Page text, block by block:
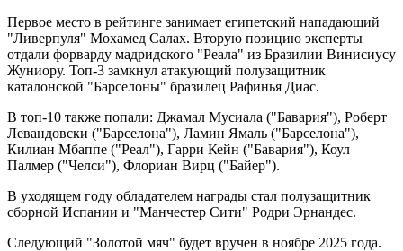
Первое место в рейтинге занимает египетский нападающий
"Ливерпуля" Мохамед Салах. Вторую позицию эксперты
отдали форварду мадридского "Реала" из Бразилии Винисиусу
Жуниору. Топ-3 замкнул атакующий полузащитник
каталонской "Барселоны" бразилец Рафинья Диас.
В топ-10 также попали: Джамал Мусиала ("Бавария"), Роберт
Левандовски ("Барселона"), Ламин Ямаль ("Барселона"),
Килиан Мбаппе ("Реал"), Гарри Кейн ("Бавария"), Коул
Палмер ("Челси"), Флориан Вирц ("Байер").
В уходящем году обладателем награды стал полузащитник
сборной Испании и "Манчестер Сити" Родри Эрнандес.
Следующий "Золотой мяч" будет вручен в ноябре 2025 года.